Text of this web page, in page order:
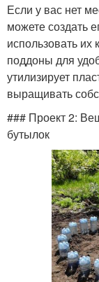
Если у вас нет
можете создать
использовать их
поддоны для
утилизирует
выращивать
### Проект 2:
бутылок